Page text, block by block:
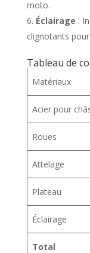
moto.
Éclairage :
clignotants
Tableau de
Matériaux
Acier pour
Roues
Attelage
Plateau
Éclairage
Total